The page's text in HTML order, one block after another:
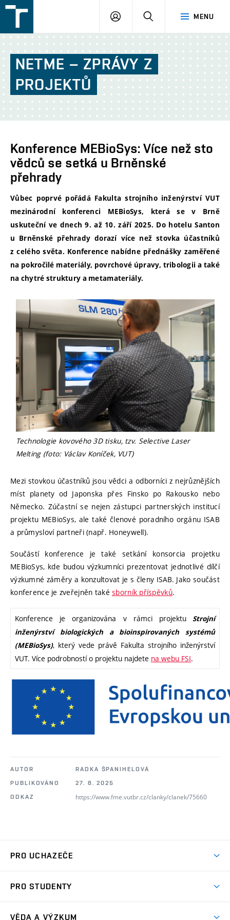
v
Brně
MENU
PŘIHLÁŠENÍ
NETME – ZPRÁVY Z
PROJEKTŮ
Konference MEBioSys: Více než sto
vědců se setká u Brněnské
přehrady
Vůbec poprvé pořádá Fakulta strojního inženýrství VUT
mezinárodní konferenci MEBioSys, která se v Brně
uskuteční ve dnech 9. až 10. září 2025. Do hotelu Santon
u Brněnské přehrady dorazí více než stovka účastníků
z celého světa. Konference nabídne přednášky zaměřené
na pokročilé materiály, povrchové úpravy, tribologii a také
na chytré struktury a metamateriály.
Technologie kovového 3D tisku, tzv. Selective Laser
Melting (foto: Václav Koníček, VUT)
Mezi stovkou účastníků jsou vědci a odborníci z nejrůznějších
míst planety od Japonska přes Finsko po Rakousko nebo
Německo. Zúčastní se nejen zástupci partnerských institucí
projektu MEBioSys, ale také členové poradního orgánu ISAB
a průmysloví partneři (např. Honeywell).
Součástí konference je také setkání konsorcia projetku
MEBioSys, kde budou výzkumníci prezentovat jednotlivé dílčí
výzkumné záměry a konzultovat je s členy ISAB. Jako součást
konference je zveřejněn takésborník příspěvků.
Konference je organizována v rámci projektuStrojní
inženýrství biologických a bioinspirovaných systémů
(MEBioSys), který vede právě Fakulta strojního inženýrství
VUT. Více podrobností o projektu najdete na webu FSI.
AUTOR
RADKA ŠPANIHELOVÁ
PUBLIKOVÁNO
27. 8. 2025
ODKAZ
https://www.fme.vutbr.cz/clanky/clanek/75660
PRO UCHAZEČE
Ambasadoři studia
PRO STUDENTY
VĚDA A VÝZKUM